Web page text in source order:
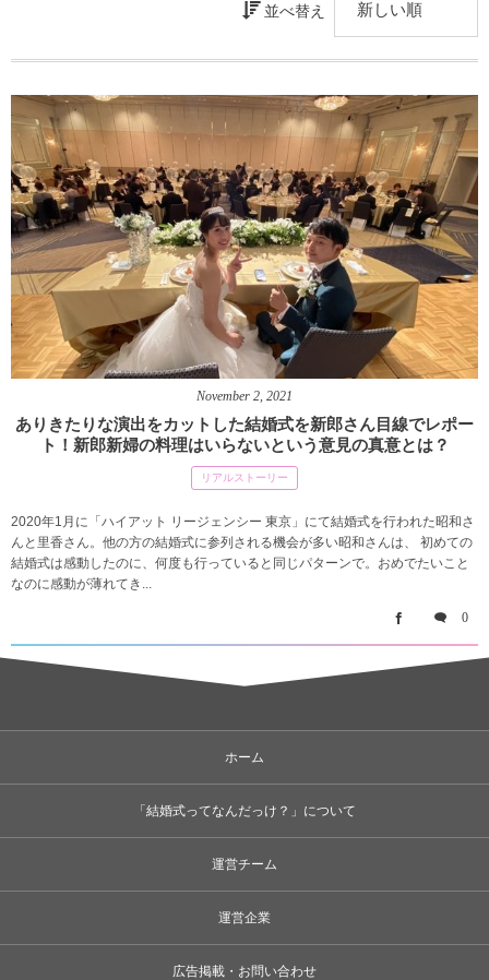
並べ替え
November 2, 2021
ありきたりな演出をカットした結婚式を新郎さん目線でレポー
ト！新郎新婦の料理はいらないという意見の真意とは？
リアルストーリー
2020年1月に「ハイアット リージェンシー 東京」にて結婚式を行われた昭和さ
んと里香さん。他の方の結婚式に参列される機会が多い昭和さんは、 初めての
結婚式は感動したのに、何度も行っていると同じパターンで。おめでたいこと
なのに感動が薄れてき...
0
ホーム
「結婚式ってなんだっけ？」について
運営チーム
運営企業
広告掲載・お問い合わせ